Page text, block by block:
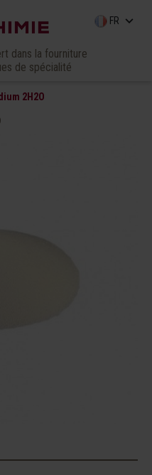
FR keyboard_arrow_down
dans la fourniture
de spécialité
2H2O